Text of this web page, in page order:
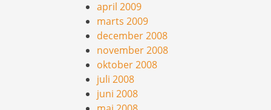
april 2009
marts 2009
december 2008
november 2008
oktober 2008
juli 2008
juni 2008